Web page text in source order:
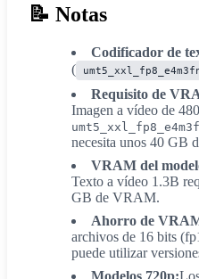
📝 Notas
Codificador de
(
Requisito de
Imagen a vídeo de
necesita unos 40 GB
VRAM del
Texto a vídeo 1.3B
GB de VRAM.
Ahorro de
archivos de 16 bits
puede utilizar